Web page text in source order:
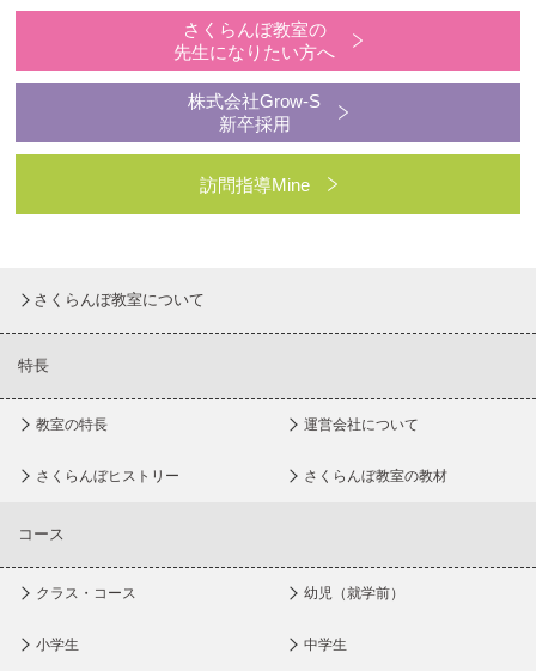
さくらんぼ教室の
先生になりたい方へ
株式会社Grow-S
新卒採用
訪問指導Mine
さくらんぼ教室について
特長
教室の特長 運営会社について
さくらんぼヒストリー さくらんぼ教室の教材
コース
クラス・コース 幼児（就学前）
小学生 中学生